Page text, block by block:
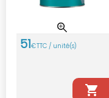
51€TTC / unité(s)